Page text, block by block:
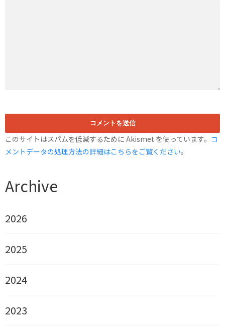
このサイトはスパムを低減するために Akismet を使っています。 コ
メントデータの処理方法の詳細はこちらをご覧ください。
Archive
2026
2025
2024
2023